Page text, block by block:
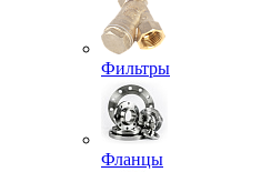
Фильтры
Фланцы